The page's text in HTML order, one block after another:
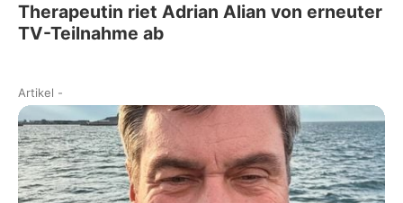
Therapeutin riet Adrian Alian von erneuter
TV-Teilnahme ab
Artikel -